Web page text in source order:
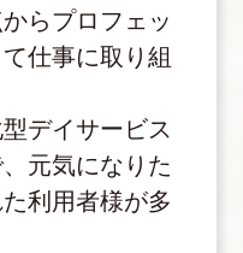
らプロフェッ
仕事に取り組
デイサービス
元気になりた
利用者様が多